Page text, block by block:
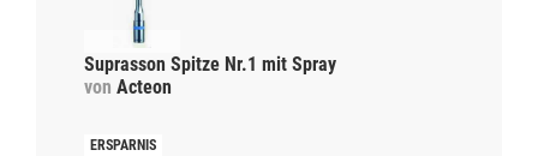
Suprasson Spitze Nr.1 mit Spray
von Acteon